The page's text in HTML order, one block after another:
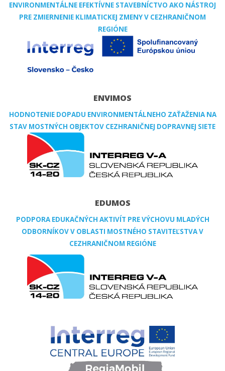
ENVIRONMENTÁLNE EFEKTÍVNE STAVEBNÍCTVO AKO NÁSTROJ
PRE ZMIERNENIE KLIMATICKEJ ZMENY V CEZHRANIČNOM
REGIÓNE
ENVIMOS
HODNOTENIE DOPADU ENVIRONMENTÁLNEHO ZAŤAŽENIA NA
STAV MOSTNÝCH OBJEKTOV CEZHRANIČNEJ DOPRAVNEJ SIETE
EDUMOS
PODPORA EDUKAČNÝCH AKTIVÍT PRE VÝCHOVU MLADÝCH
ODBORNÍKOV V OBLASTI MOSTNÉHO STAVITEĽSTVA V
CEZHRANIČNOM REGIÓNE